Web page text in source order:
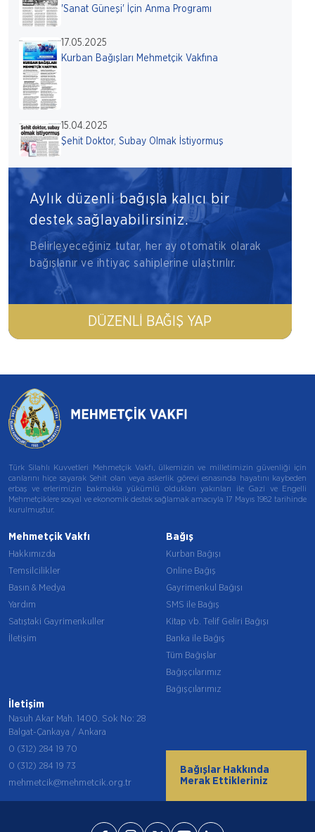
'Sanat Güneşi' İçin Anma Programı
17.05.2025
Kurban Bağışları Mehmetçik Vakfına
15.04.2025
Şehit Doktor, Subay Olmak İstiyormuş
Aylık düzenli bağışla kalıcı bir
destek sağlayabilirsiniz.
Belirleyeceğiniz tutar, her ay otomatik olarak
bağışlanır ve ihtiyaç sahiplerine ulaştırılır.
DÜZENLI BAĞIŞ YAP
Türk Silahlı Kuvvetleri Mehmetçik Vakfı, ülkemizin ve milletimizin güvenliği için
canlarını hiçe sayarak Şehit olan veya askerlik görevi esnasında hayatını kaybeden
erbaş ve erlerimizin bakmakla yükümlü oldukları yakınları ile Gazi ve Engelli
Mehmetçiklere sosyal ve ekonomik destek sağlamak amacıyla 17 Mayıs 1982 tarihinde
kurulmuştur.
Mehmetçik Vakfı
Hakkımızda
Temsilcilikler
Basın & Medya
Yardım
Satıştaki Gayrimenkuller
İletişim
Bağış
Kurban Bağışı
Online Bağış
Gayrimenkul Bağışı
SMS ile Bağış
Kitap vb. Telif Geliri Bağışı
Banka ile Bağış
Tüm Bağışlar
Bağışçılarımız
Bağışçılarımız
İletişim
Nasuh Akar Mah. 1400. Sok No: 28
Balgat-Çankaya / Ankara
0 (312) 284 19 70
0 (312) 284 19 73
mehmetcik@mehmetcik.org.tr
Bağışlar Hakkında
Merak Ettikleriniz